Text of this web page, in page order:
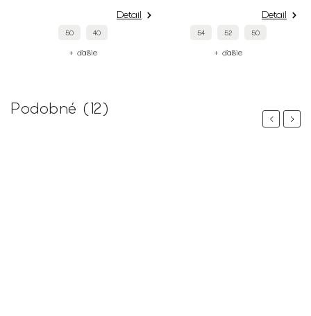
Detail
50 40
+ ďalšie
Detail
54 52 50
+ ďalšie
Podobné (12)
PreviousNext